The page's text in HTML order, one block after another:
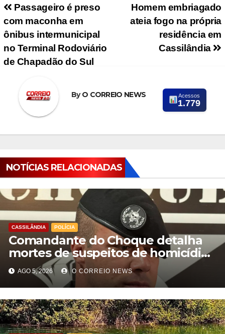
Navegação de PostHomem embriagado
ateia fogo na própria
residência em
Cassilândia
Passageiro é preso
com maconha em
ônibus intermunicipal
no Terminal Rodoviário
de Chapadão do Sul
ByO CORREIO NEWS Acessos
1.779
NOTÍCIAS RELACIONADAS
CASSILÂNDIA POLÍCIA
Comandante do Choque detalha
mortes de suspeitos de homicídio
em Cassilândia
AGO 5, 2026 O CORREIO NEWS